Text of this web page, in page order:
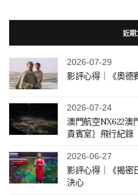
近期
2026-07-29
影評心得｜《奧德
2026-07-24
澳門航空NX622澳
貴賓室］飛行紀錄
2026-06-27
影評心得｜《揭密
決心